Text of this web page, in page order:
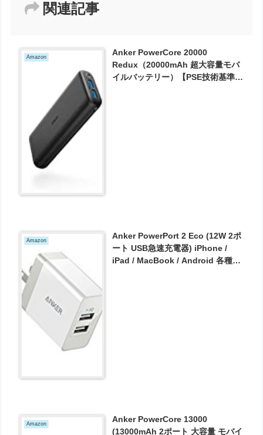
関連記事
Amazon
Anker PowerCore 20000
Redux（20000mAh 超大容量モバ
イルバッテリー）【PSE技術基準適
Amazon
Anker PowerPort 2 Eco (12W 2ポ
ート USB急速充電器) iPhone /
iPad / MacBook / Android 各種対
Amazon
Anker PowerCore 13000
(13000mAh 2ポート 大容量 モバイ